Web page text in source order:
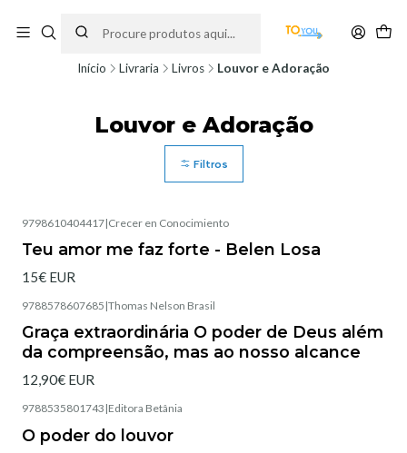
partir do dia 11 de Agosto, às 10H.
Início Livraria Livros Louvor e Adoração
Louvor e Adoração
Filtros
9798610404417|Crecer en Conocimiento
Teu amor me faz forte - Belen Losa
15€ EUR
9788578607685 |Thomas Nelson Brasil
Graça extraordinária O poder de Deus além
da compreensão, mas ao nosso alcance
12,90€ EUR
9788535801743 |Editora Betânia
O poder do louvor